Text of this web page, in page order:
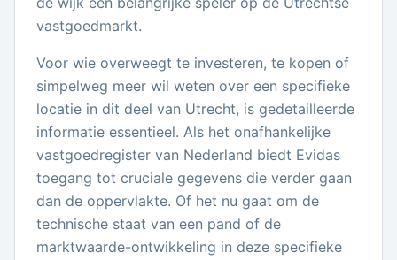
vastgoedmarkt.
Voor wie overweegt te investeren, te kopen of
simpelweg meer wil weten over een specifieke
locatie in dit deel van Utrecht, is gedetailleerde
informatie essentieel. Als het onafhankelijke
vastgoedregister van Nederland biedt Evidas
toegang tot cruciale gegevens die verder gaan
dan de oppervlakte. Of het nu gaat om de
technische staat van een pand of de
marktwaarde-ontwikkeling in deze specifieke